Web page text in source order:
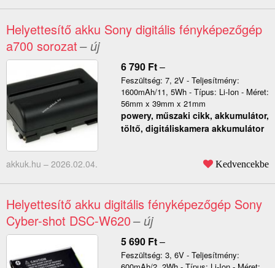
Helyettesítő akku Sony digitális fényképezőgép
a700 sorozat– új
6 790 Ft–
Feszültség: 7, 2V - Teljesítmény:
1600mAh/11, 5Wh - Típus: Li-Ion - Méret:
56mm x 39mm x 21mm
powery, műszaki cikk, akkumulátor,
töltő, digitáliskamera akkumulátor
akkuk.hu – 2026.02.04. Kedvencekbe
Helyettesítő akku digitális fényképezőgép Sony
Cyber-shot DSC-W620– új
5 690 Ft–
Feszültség: 3, 6V - Teljesítmény: